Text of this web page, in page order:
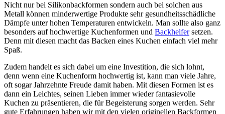
Nicht nur bei Silikonbackformen sondern auch bei solchen aus
Metall können minderwertige Produkte sehr gesundheitsschädliche
Dämpfe unter hohen Temperaturen entwickeln. Man sollte also ganz
besonders auf hochwertige Kuchenformen und Backhelfersetzen.
Denn mit diesen macht das Backen eines Kuchen einfach viel mehr
Spaß.
Zudem handelt es sich dabei um eine Investition, die sich lohnt,
denn wenn eine Kuchenform hochwertig ist, kann man viele Jahre,
oft sogar Jahrzehnte Freude damit haben. Mit diesen Formen ist es
dann ein Leichtes, seinen Lieben immer wieder fantasievolle
Kuchen zu präsentieren, die für Begeisterung sorgen werden. Sehr
gute Erfahrungen haben wir mit den vielen originellen Backformen